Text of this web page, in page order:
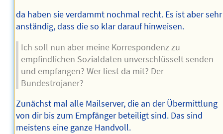
da haben sie verdammt nochmal recht. Es ist aber sehr
anständig, dass die so klar darauf hinweisen.
Ich soll nun aber meine Korrespondenz zu
empfindlichen Sozialdaten unverschlüsselt senden
und empfangen? Wer liest da mit? Der
Bundestrojaner?
Zunächst mal alle Mailserver, die an der Übermittlung
von dir bis zum Empfänger beteiligt sind. Das sind
meistens eine ganze Handvoll.